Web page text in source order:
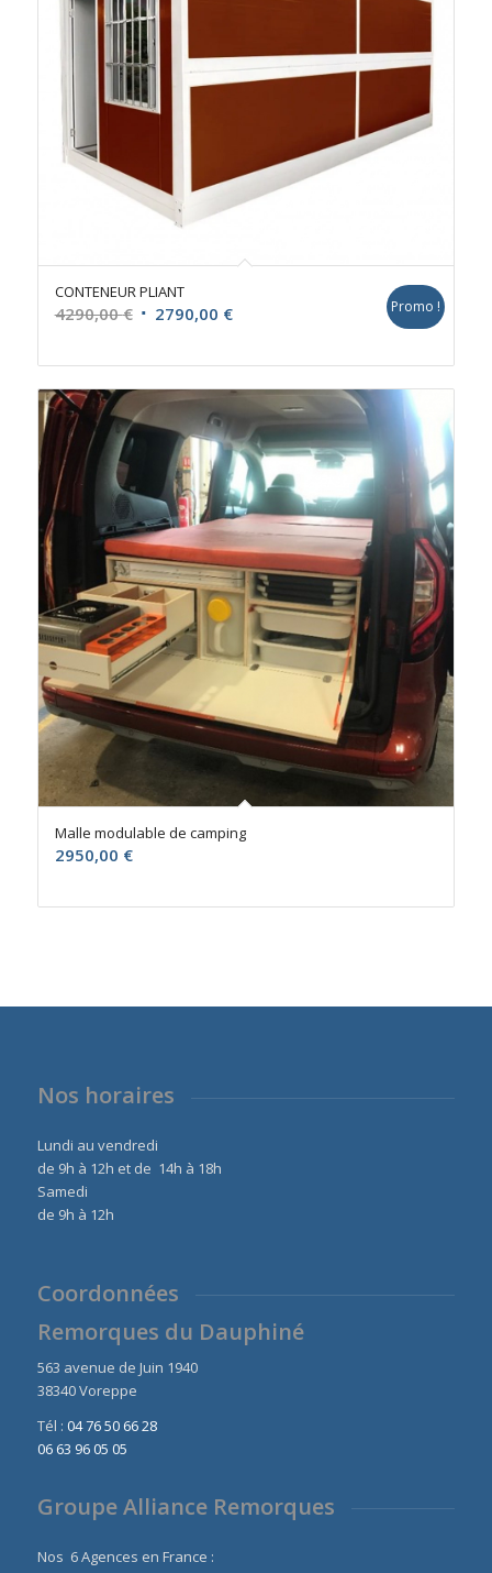
CONTENEUR PLIANT
4290,00€ Le
initial
était :
4290,00 €.
2790,00 €Le
actuel
est :
2790,00 €.
Promo !
Malle modulable de camping
2950,00 €
Nos horaires
Lundi au vendredi
de 9h à 12h et de 14h à 18h
Samedi
de 9h à 12h
Coordonnées
Remorques du Dauphiné
563 avenue de Juin 1940
38340 Voreppe
Tél : 04 76 50 66 28
06 63 96 05 05
Groupe Alliance Remorques
Nos 6 Agences en France :